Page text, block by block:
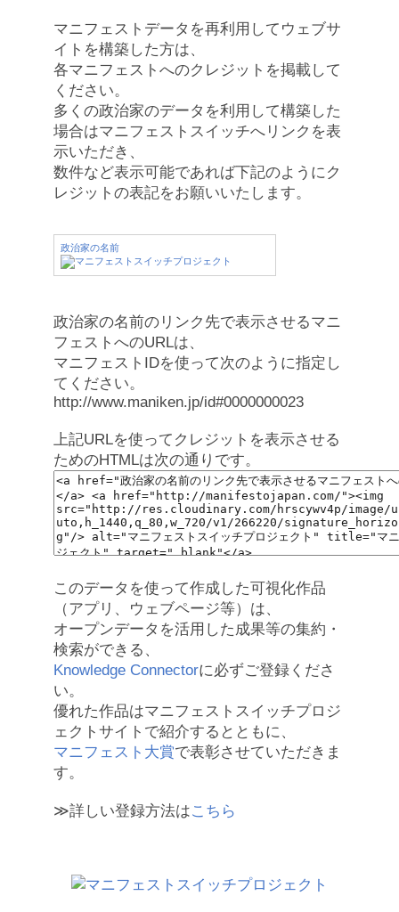
マニフェストデータを再利用してウェブサ
イトを構築した方は、
各マニフェストへのクレジットを掲載して
ください。
多くの政治家のデータを利用して構築した
場合はマニフェストスイッチへリンクを表
示いただき、
数件など表示可能であれば下記のようにク
レジットの表記をお願いいたします。
政治家の名前
政治家の名前のリンク先で表示させるマニ
フェストへのURLは、
マニフェストIDを使って次のように指定し
てください。
http://www.maniken.jp/id#0000000023
上記URLを使ってクレジットを表示させる
ためのHTMLは次の通りです。
このデータを使って作成した可視化作品
（アプリ、ウェブページ等）は、
オープンデータを活用した成果等の集約・
検索ができる、
Knowledge Connectorに必ずご登録くださ
い。
優れた作品はマニフェストスイッチプロジ
ェクトサイトで紹介するとともに、
マニフェスト大賞で表彰させていただきま
す。
≫詳しい登録方法はこちら